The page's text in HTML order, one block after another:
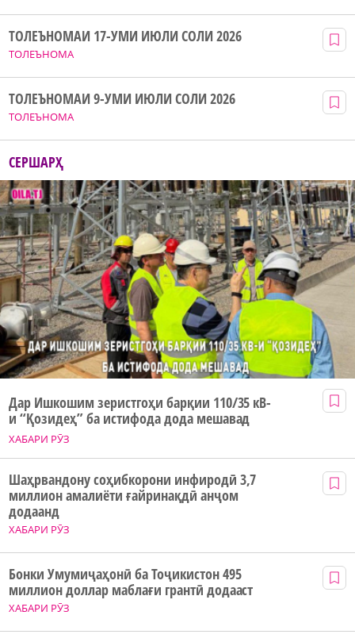
ТОЛЕЪНОМА
ТОЛЕЪНОМАИ 17-УМИ ИЮЛИ СОЛИ 2026
ТОЛЕЪНОМА
ТОЛЕЪНОМАИ 9-УМИ ИЮЛИ СОЛИ 2026
СЕРШАРҲ
ХАБАРИ РӮЗ
Дар Ишкошим зеристгоҳи барқии 110/35 кВ-
и “Қозидеҳ” ба истифода дода мешавад
ХАБАРИ РӮЗ
Шаҳрвандону соҳибкорони инфиродӣ 3,7
миллион амалиёти ғайринақдӣ анҷом
додаанд
ХАБАРИ РӮЗ
Бонки Умумиҷаҳонӣ ба Тоҷикистон 495
миллион доллар маблағи грантӣ додааст